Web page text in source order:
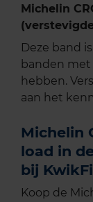
Michelin
Deze band
banden
hebben.
aan het
Michelin
load in
bij
Koop de